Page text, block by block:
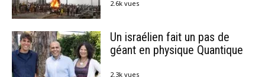
2.6k vues
Un israélien fait un pas de
géant en physique Quantique
2.3k vues